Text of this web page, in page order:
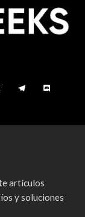
artículos
y soluciones